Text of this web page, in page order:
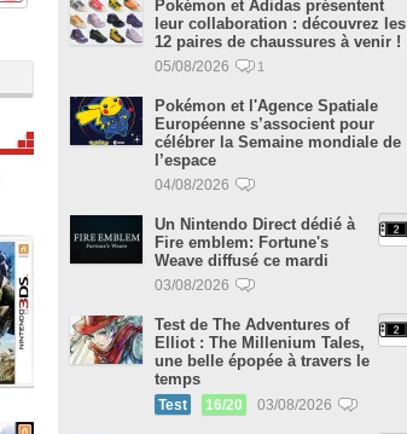
Pokémon et Adidas présentent
leur collaboration : découvrez les
12 paires de chaussures à venir !
05/08/2026 1
Pokémon et l'Agence Spatiale
Européenne s’associent pour
célébrer la Semaine mondiale de
l’espace
04/08/2026
Un Nintendo Direct dédié à
Fire emblem: Fortune's
Weave diffusé ce mardi
03/08/2026
Test de The Adventures of
Elliot : The Millenium Tales,
une belle épopée à travers le
temps
Test 16/20 03/08/2026